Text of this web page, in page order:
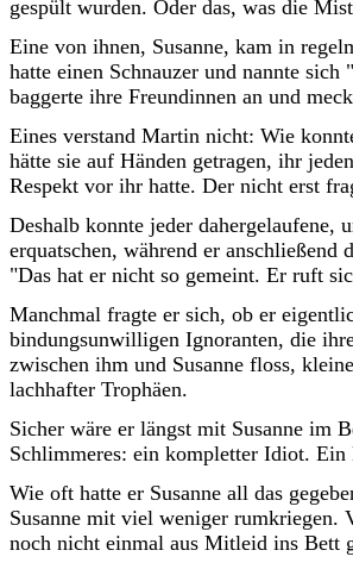
gespült wurden. Oder das, was die
Eine von ihnen, Susanne, kam in
hatte einen Schnauzer und nannte
baggerte ihre Freundinnen an und
Eines verstand Martin nicht: Wie
hätte sie auf Händen getragen, ihr
Respekt vor ihr hatte. Der nicht erst
Deshalb konnte jeder
erquatschen, während er
"Das hat er nicht so gemeint. Er ruft
Manchmal fragte er sich, ob er
bindungsunwilligen Ignoranten, die
zwischen ihm und Susanne floss,
lachhafter Trophäen.
Sicher wäre er längst mit Susanne im
Schlimmeres: ein kompletter Idiot.
Wie oft hatte er Susanne all das
Susanne mit viel weniger rumkriegen.
noch nicht einmal aus Mitleid ins Bett